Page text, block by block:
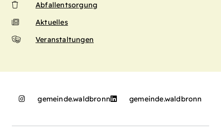
Abfallentsorgung
Aktuelles
Veranstaltungen
gemeinde.waldbronn gemeinde.waldbronn